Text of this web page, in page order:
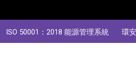
ISO 50001：2018 能源管理系統 環